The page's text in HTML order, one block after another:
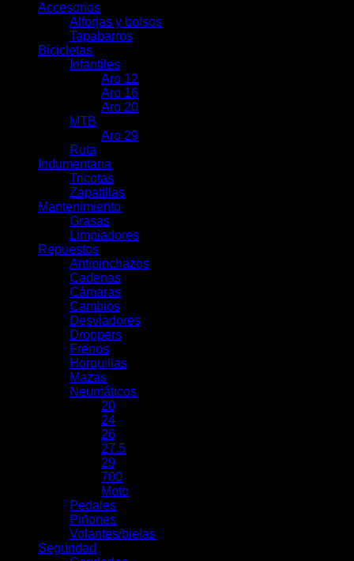
Accesorios
Alforjas y bolsos
Tapabarros
Bicicletas
Infantiles
Aro 12
Aro 16
Aro 20
MTB
Aro 29
Ruta
Indumentaria
Tricotas
Zapatillas
Mantenimiento
Grasas
Limpiadores
Repuestos
Antipinchazos
Cadenas
Cámaras
Cambios
Desviadores
Droppers
Frenos
Horquillas
Mazas
Neumáticos
20
24
26
27.5
29
700
Moto
Pedales
Piñones
Volantes/bielas
Seguridad